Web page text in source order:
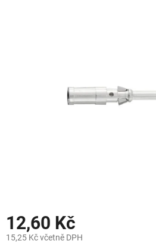
12,60 Kč
15,25 Kč včetně DPH